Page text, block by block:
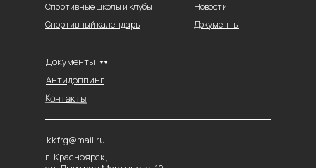
Спортивные школы и клубы
Спортивный календарь
Новости
Документы
Антидоппинг
kkfrg@mail.ru
г. Красноярск,
Документы
Контакты